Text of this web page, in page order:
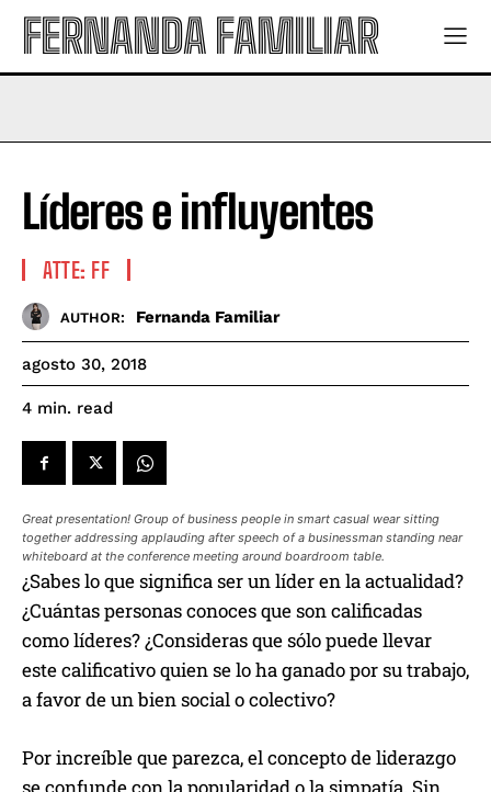
FERNANDA FAMILIAR
Líderes e influyentes
ATTE: FF
AUTHOR: Fernanda Familiar
agosto 30, 2018
4 min. read
Great presentation! Group of business people in smart casual wear sitting
together addressing applauding after speech of a businessman standing near
whiteboard at the conference meeting around boardroom table.
¿Sabes lo que significa ser un líder en la actualidad?
¿Cuántas personas conoces que son calificadas
como líderes? ¿Consideras que sólo puede llevar
este calificativo quien se lo ha ganado por su trabajo,
a favor de un bien social o colectivo?
Por increíble que parezca, el concepto de liderazgo